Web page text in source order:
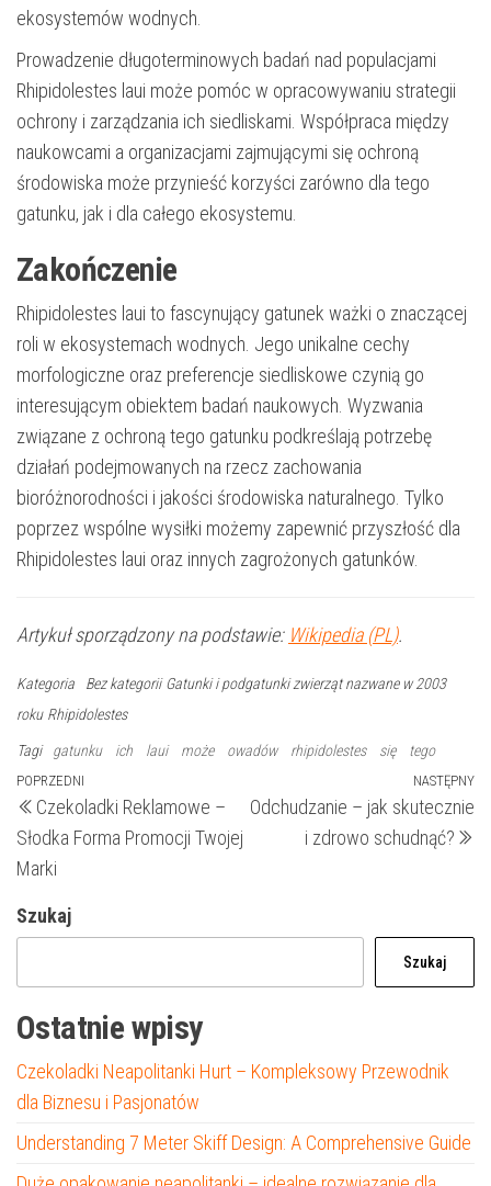
ekosystemów wodnych.
Prowadzenie długoterminowych badań nad populacjami
Rhipidolestes laui może pomóc w opracowywaniu strategii
ochrony i zarządzania ich siedliskami. Współpraca między
naukowcami a organizacjami zajmującymi się ochroną
środowiska może przynieść korzyści zarówno dla tego
gatunku, jak i dla całego ekosystemu.
Zakończenie
Rhipidolestes laui to fascynujący gatunek ważki o znaczącej
roli w ekosystemach wodnych. Jego unikalne cechy
morfologiczne oraz preferencje siedliskowe czynią go
interesującym obiektem badań naukowych. Wyzwania
związane z ochroną tego gatunku podkreślają potrzebę
działań podejmowanych na rzecz zachowania
bioróżnorodności i jakości środowiska naturalnego. Tylko
poprzez wspólne wysiłki możemy zapewnić przyszłość dla
Rhipidolestes laui oraz innych zagrożonych gatunków.
Artykuł sporządzony na podstawie: Wikipedia (PL).
Kategoria Bez kategorii Gatunki i podgatunki zwierząt nazwane w 2003
roku Rhipidolestes
Tagi gatunku ich laui może owadów rhipidolestes się tego
Nawigacja
wpisu
Poprzedni
wpis
POPRZEDNI
Czekoladki Reklamowe –
Słodka Forma Promocji Twojej
Marki
NASTĘPNY
Odchudzanie – jak skutecznie
i zdrowo schudnąć?
Szukaj
Szukaj
Ostatnie wpisy
Czekoladki Neapolitanki Hurt – Kompleksowy Przewodnik
dla Biznesu i Pasjonatów
Understanding 7 Meter Skiff Design: A Comprehensive Guide